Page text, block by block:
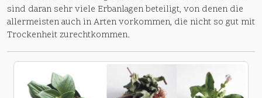
sind daran sehr viele Erbanlagen beteiligt, von denen die
allermeisten auch in Arten vorkommen, die nicht so gut mit
Trockenheit zurechtkommen.